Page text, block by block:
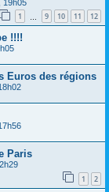
19h05
1 9 10 11 12
!!!!
Euros des régions
Paris
1 2